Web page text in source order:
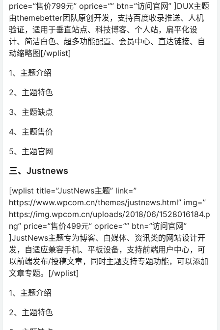
price=”售价799元” oprice=”” btn=”访问官网” ]DUX主题
由themebetter团队原创开发，支持百度收录推送、人机
验证，适用于垂直站点、科技博客、个人站，扁平化设
计、简洁白色、超多功能配置、会员中心、直达链接、自
动缩略图[/wplist]
1、主题介绍
2、主题特色
3、主题缺点
4、主题售价
5、主题官网
三、Justnews
[wplist title=”JustNews主题” link=”
https://www.wpcom.cn/themes/justnews.html” img=”
https://img.wpcom.cn/uploads/2018/06/1528016184.p
ng” price=”售价499元” oprice=”” btn=”访问官网”
]JustNews主题专为博客、自媒体、资讯类的网站设计开
发，自适应兼容手机、平板设备，支持前端用户中心，可
以前端发布/投稿文章，同时主题支持专题功能，可以添加
文章专题。[/wplist]
1、主题介绍
2、主题特色